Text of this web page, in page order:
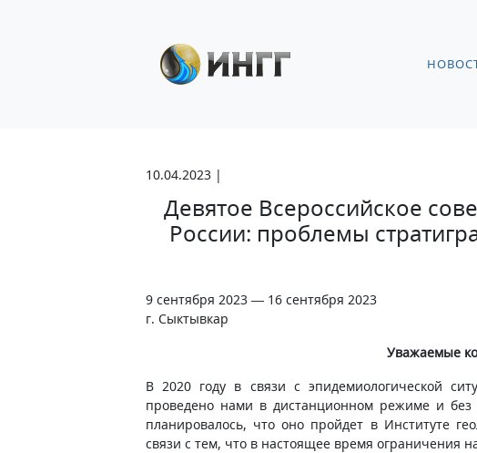
10.04.2023 |
Девятое Всероссийское
России: проблемы
9 сентября 2023 — 16 сентября 2023
г. Сыктывкар
Уважаемые
В 2020 году в связи с эпидемиологической
проведено нами в дистанционном режиме и без
планировалось, что оно пройдет в Институте
связи с тем, что в настоящее время ограничения